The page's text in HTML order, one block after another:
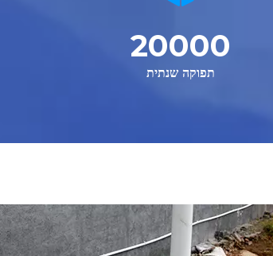
20000
תפוקה שנתית